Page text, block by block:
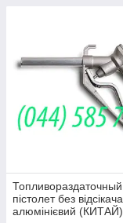
Топливораздаточный
пістолет без відсікача
алюмінієвий (КИТАЙ)